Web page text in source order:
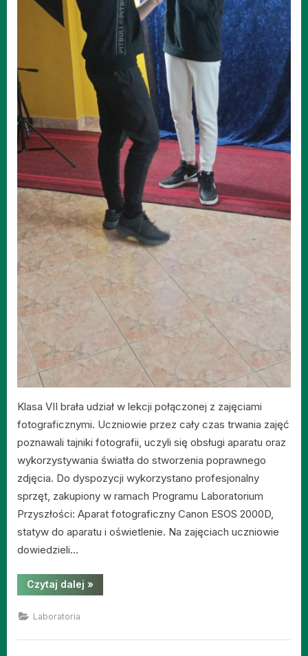
Klasa VII brała udział w lekcji połączonej z zajęciami
fotograficznymi. Uczniowie przez cały czas trwania zajęć
poznawali tajniki fotografii, uczyli się obsługi aparatu oraz
wykorzystywania światła do stworzenia poprawnego
zdjęcia. Do dyspozycji wykorzystano profesjonalny
sprzęt, zakupiony w ramach Programu Laboratorium
Przyszłości: Aparat fotograficzny Canon ESOS 2000D,
statyw do aparatu i oświetlenie. Na zajęciach uczniowie
dowiedzieli…
Czytaj dalej “Lekcja
Fotografii
»
Laboratoria